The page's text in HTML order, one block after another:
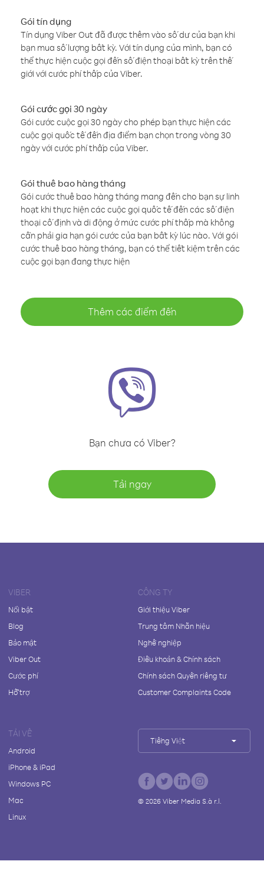
Gói tín dụng
Tín dụng Viber Out đã được thêm vào số dư của bạn khi
bạn mua số lượng bất kỳ. Với tín dụng của mình, bạn có
thể thực hiện cuộc gọi đến số điện thoại bất kỳ trên thế
giới với cước phí thấp của Viber.
Gói cước gọi 30 ngày
Gói cước cuộc gọi 30 ngày cho phép bạn thực hiện các
cuộc gọi quốc tế đến địa điểm bạn chọn trong vòng 30
ngày với cước phí thấp của Viber.
Gói thuê bao hàng tháng
Gói cước thuê bao hàng tháng mang đến cho bạn sự linh
hoạt khi thực hiện các cuộc gọi quốc tế đến các số điện
thoại cố định và di động ở mức cước phí thấp mà không
cần phải gia hạn gói cước của bạn bất kỳ lúc nào. Với gói
cước thuê bao hàng tháng, bạn có thể tiết kiệm trên các
cuộc gọi bạn đang thực hiện
Thêm các điểm đến
Bạn chưa có Viber?
Tải ngay
VIBER
Nổi bật
Blog
Bảo mật
Viber Out
Cước phí
Hỗ trợ
CÔNG TY
Giới thiệu Viber
Trung tâm Nhãn hiệu
Nghề nghiệp
Điều khoản & Chính sách
Chính sách Quyền riêng tư
Customer Complaints Code
TẢI VỀ
Android
iPhone & iPad
Windows PC
Mac
Linux
Tiếng Việt
© 2026Viber Media S.à r.l.